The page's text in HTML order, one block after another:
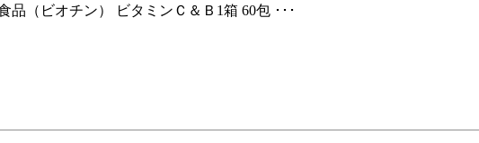
品（ビオチン） ビタミンＣ＆Ｂ1箱 60包 ･･･